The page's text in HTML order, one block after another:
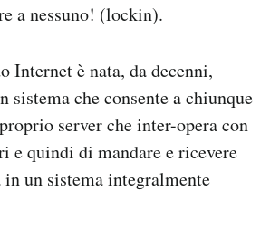
a nessuno! (lockin).
Internet è nata, da decenni,
sistema che consente a chiunque
server che inter-opera con
e quindi di mandare e ricevere
un sistema integralmente